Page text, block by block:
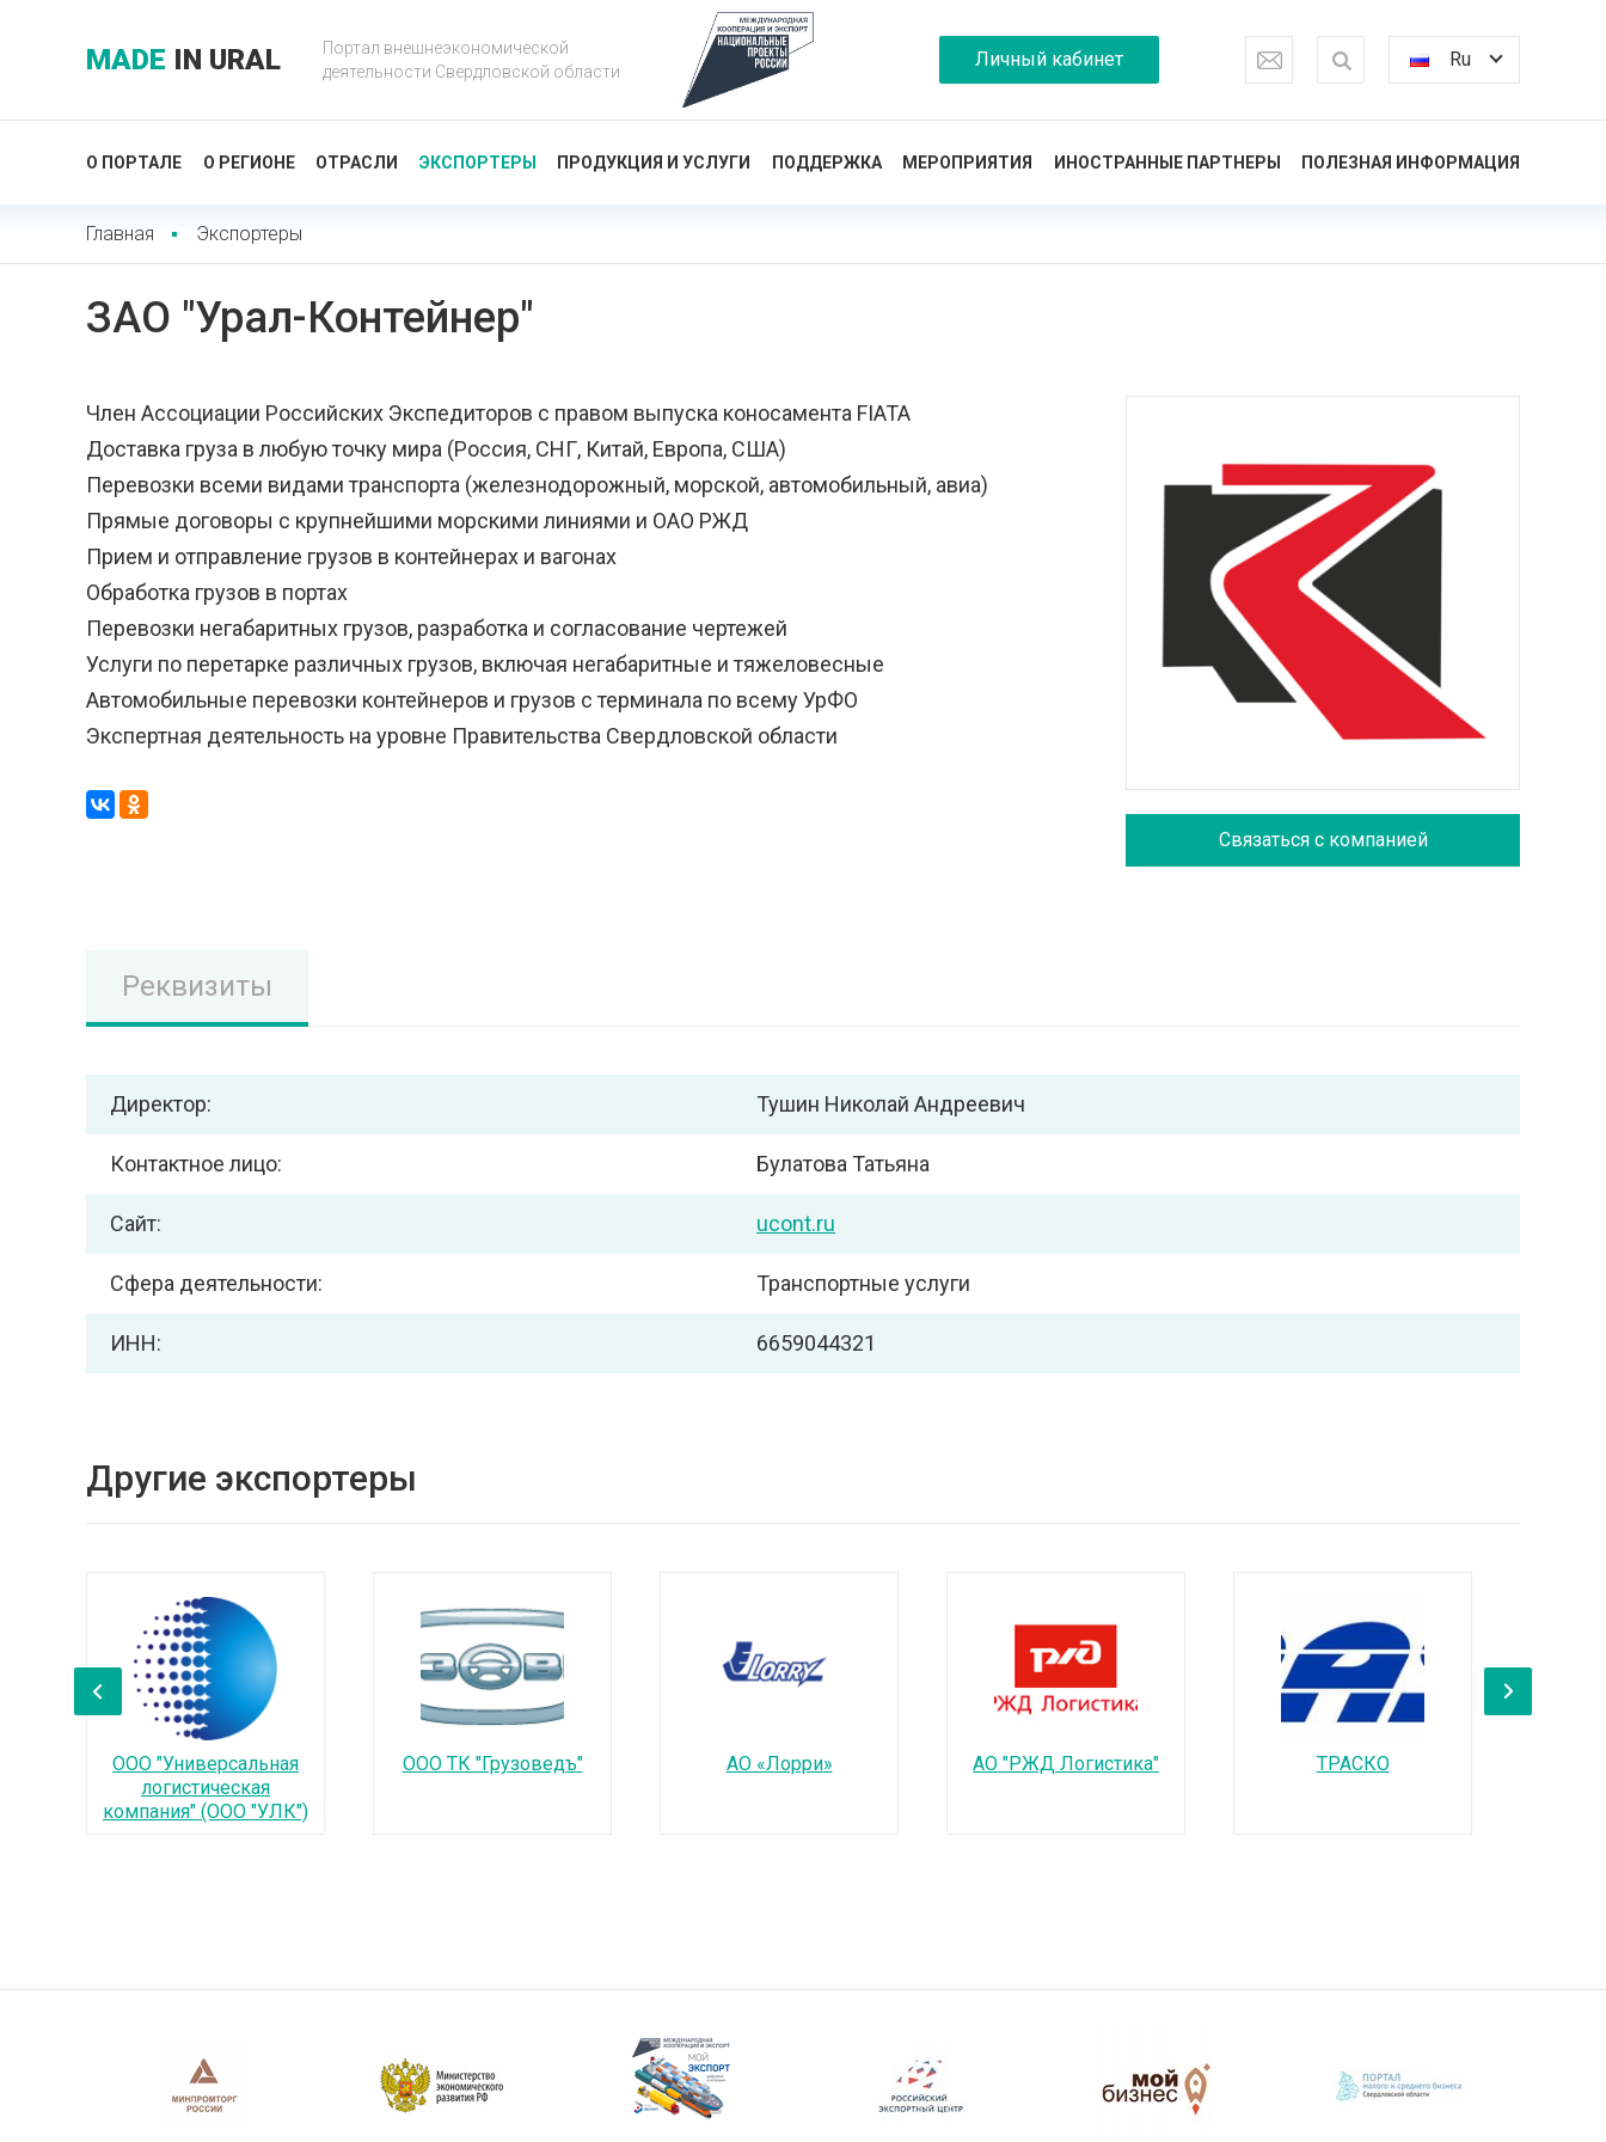
MADE IN URAL
Портал внешнеэкономической
деятельности Свердловской области
Личный кабинет Ru
О ПОРТАЛЕ О РЕГИОНЕ ОТРАСЛИ ЭКСПОРТЕРЫ ПРОДУКЦИЯ И УСЛУГИ ПОДДЕРЖКА МЕРОПРИЯТИЯ ИНОСТРАННЫЕ ПАРТНЕРЫ ПОЛЕЗНАЯ ИНФОРМАЦИЯ
Главная Экспортеры
ЗАО "Урал-Контейнер"
Связаться с компанией
Член Ассоциации Российских Экспедиторов с правом выпуска коносамента FIATA
Доставка груза в любую точку мира (Россия, СНГ, Китай, Европа, США)
Перевозки всеми видами транспорта (железнодорожный, морской, автомобильный, авиа)
Прямые договоры с крупнейшими морскими линиями и ОАО РЖД
Прием и отправление грузов в контейнерах и вагонах
Обработка грузов в портах
Перевозки негабаритных грузов, разработка и согласование чертежей
Услуги по перетарке различных грузов, включая негабаритные и тяжеловесные
Автомобильные перевозки контейнеров и грузов с терминала по всему УрФО
Экспертная деятельность на уровне Правительства Свердловской области
Реквизиты
Директор: Тушин Николай Андреевич
Контактное лицо: Булатова Татьяна
Сайт: ucont.ru
Сфера деятельности: Транспортные услуги
ИНН: 6659044321
Другие экспортеры
ООО "Универсальная
логистическая
компания" (ООО "УЛК")
ООО ТК "Грузоведъ" АО «Лорри» АО "РЖД Логистика" ТРАСКО